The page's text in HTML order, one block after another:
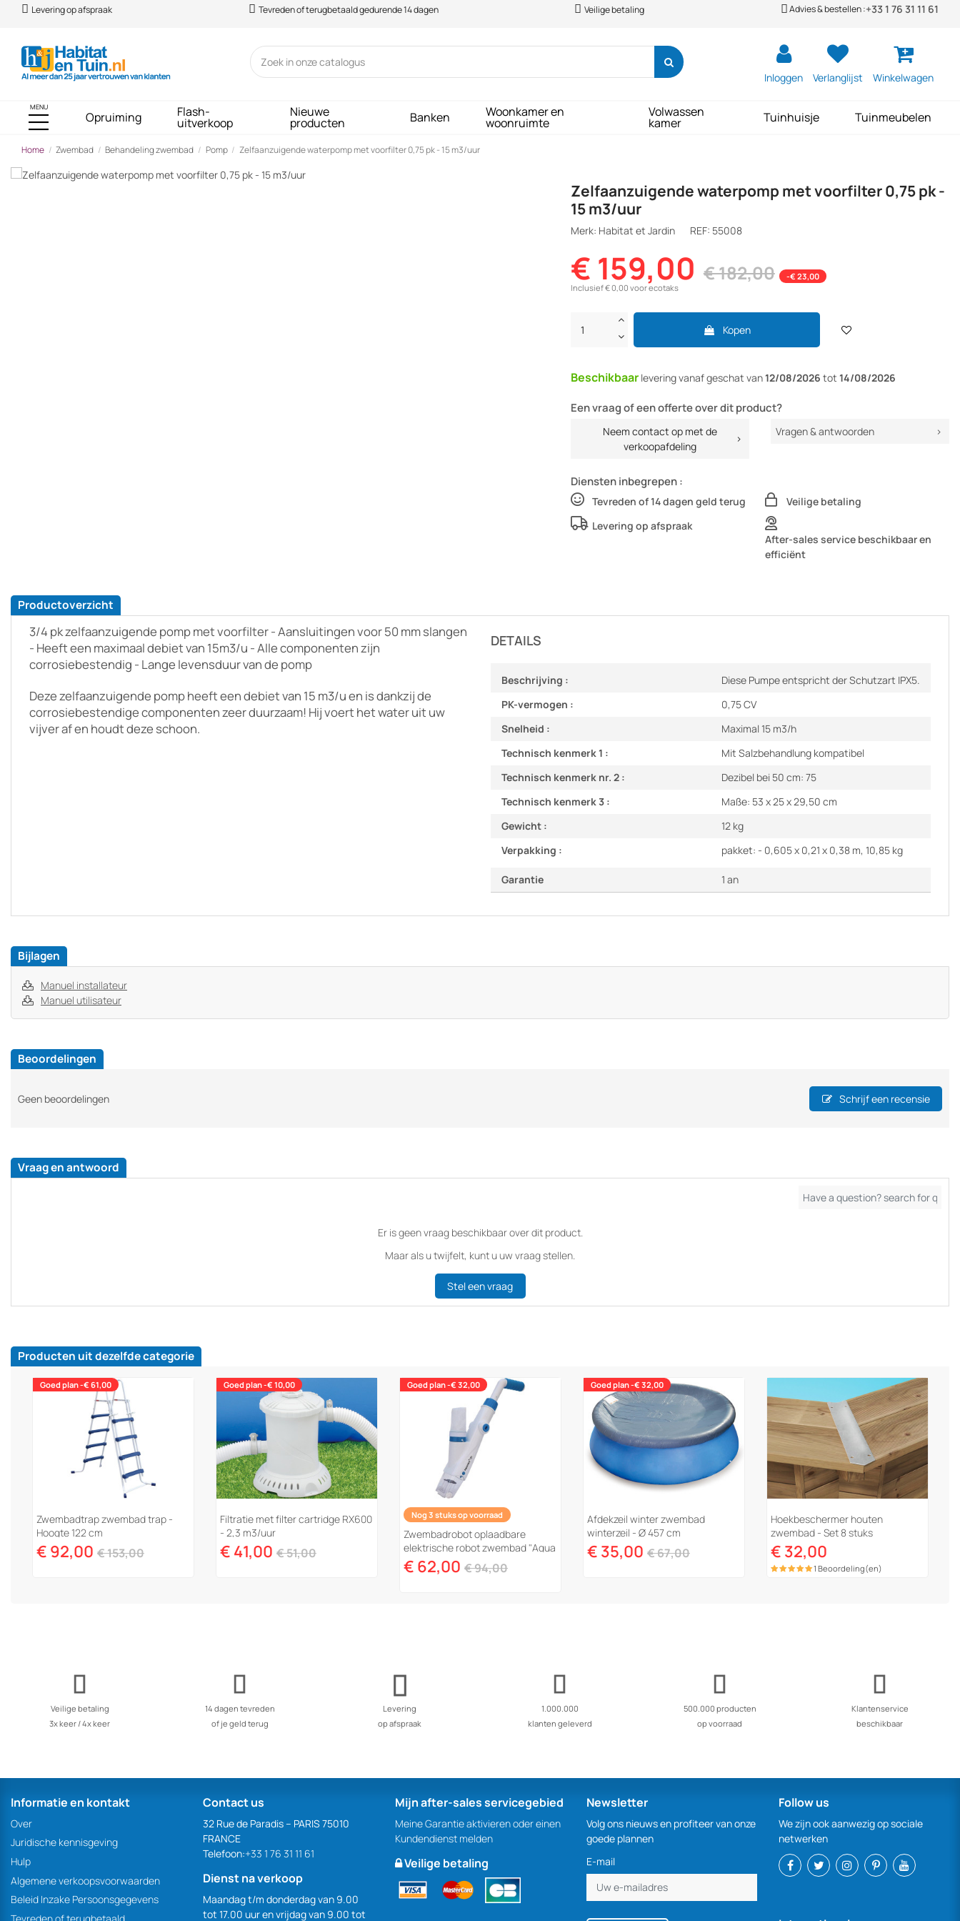
Levering op afspraak Tevreden of terugbetaald gedurende 14 dagen Veilige betaling Advies & bestellen :+33 1 76 31 11 61
Inloggen Verlanglijst Winkelwagen
MENU
Opruiming Flash-
uitverkoop
Nieuwe
producten Banken Woonkamer en
woonruimte
Volwassen
kamer Tuinhuisje Tuinmeubelen
Home Zwembad Behandeling zwembad Pomp Zelfaanzuigende waterpomp met voorfilter 0,75 pk - 15 m3/uur
Zelfaanzuigende waterpomp met voorfilter 0,75 pk -
15 m3/uur
Merk: Habitat et Jardin REF: 55008
€ 159,00 € 182,00
-€ 23,00
Inclusief € 0,00 voor ecotaks
Kopen
Beschikbaar levering vanafgeschat van12/08/2026 tot 14/08/2026
Een vraag of een offerte over dit product?
Neem contact op met de
verkoopafdeling
Vragen & antwoorden
Diensten inbegrepen :
Tevreden of 14 dagen geld terug
Veilige betaling
Levering op afspraak
After-sales service beschikbaar en
efficiënt
Productoverzicht
3/4 pk zelfaanzuigende pomp met voorfilter - Aansluitingen voor 50 mm slangen
- Heeft een maximaal debiet van 15m3/u - Alle componenten zijn
corrosiebestendig - Lange levensduur van de pomp
Deze zelfaanzuigende pomp heeft een debiet van 15 m3/u en is dankzij de
corrosiebestendige componenten zeer duurzaam! Hij voert het water uit uw
vijver af en houdt deze schoon.
DETAILS
Beschrijving :
Diese Pumpe entspricht der Schutzart IPX5.
PK-vermogen :
0,75 CV
Snelheid :
Maximal 15 m3/h
Technisch kenmerk 1 :
Mit Salzbehandlung kompatibel
Technisch kenmerk nr. 2 :
Dezibel bei 50 cm: 75
Technisch kenmerk 3 :
Maße: 53 x 25 x 29,50 cm
Gewicht :
12 kg
Verpakking :
pakket: - 0,605 x 0,21 x 0,38 m, 10,85 kg
Garantie 1 an
Bijlagen
Manuel installateur
Manuel utilisateur
Beoordelingen
Geen beoordelingen Schrijf een recensie
Vraag en antwoord
Er is geen vraag beschikbaar over dit product.
Maar als u twijfelt, kunt u uw vraag stellen.
Stel een vraag
Producten uit dezelfde categorie
Goed plan -€ 61,00
Zwembadtrap zwembad trap -
Hoogte 122 cm
€ 92,00 € 153,00
Goed plan -€ 10,00
Filtratie met filter cartridge RX600
- 2,3 m3/uur
€ 41,00 € 51,00
Goed plan -€ 32,00
Nog 3 stuks op voorraad
Zwembadrobot oplaadbare
elektrische robot zwembad "Aqua
Jack 100"
€ 62,00 € 94,00
Goed plan -€ 32,00
Afdekzeil winter zwembad
winterzeil - Ø 457 cm
€ 35,00 € 67,00
Hoekbeschermer houten
zwembad - Set 8 stuks
€ 32,00
1 Beoordeling(en)
Veilige betaling
3x keer / 4x keer
14 dagen tevreden
of je geld terug
Levering
op afspraak
1.000.000
klanten geleverd
500.000 producten
op voorraad
Klantenservice
beschikbaar
Informatie en kontakt
Over
Juridische kennisgeving
Hulp
Algemene verkoopsvoorwaarden
Beleid Inzake Persoonsgegevens
Contact us
32 Rue de Paradis – PARIS 75010
FRANCE
Telefoon:+33 1 76 31 11 61
Dienst na verkoop
Maandag t/m donderdag van 9.00
tot 17.00 uur en vrijdag van 9.00 tot
Mijn after-sales servicegebied
Meine Garantie aktivieren oder einen
Kundendienst melden
Veilige betaling
Newsletter
Volg ons nieuws en profiteer van onze
goede plannen
E-mail
Follow us
We zijn ook aanwezig op sociale
netwerken